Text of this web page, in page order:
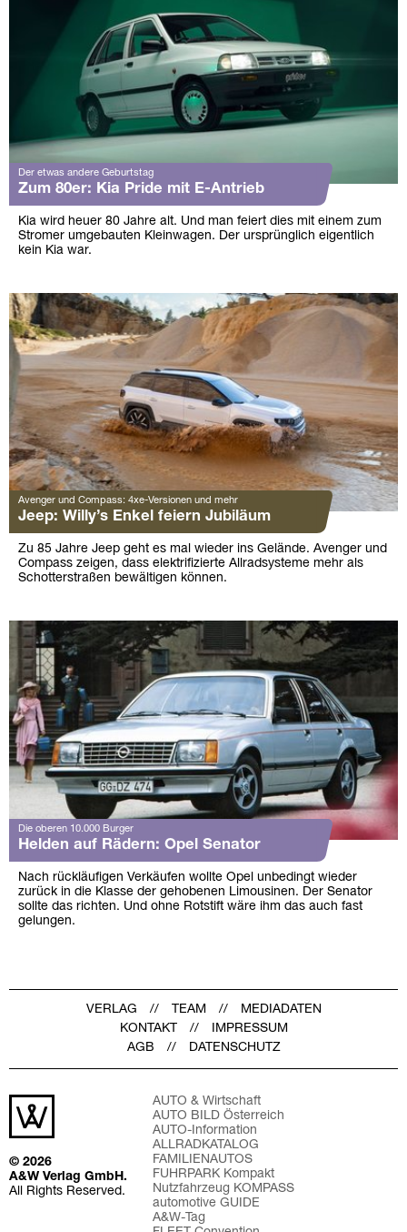
Der etwas andere Geburtstag
Zum 80er: Kia Pride mit E-Antrieb
Kia wird heuer 80 Jahre alt. Und man feiert dies mit einem zum
Stromer umgebauten Kleinwagen. Der ursprünglich eigentlich
kein Kia war.
Avenger und Compass: 4xe-Versionen und mehr
Jeep: Willy’s Enkel feiern Jubiläum
Zu 85 Jahre Jeep geht es mal wieder ins Gelände. Avenger und
Compass zeigen, dass elektrifizierte Allradsysteme mehr als
Schotterstraßen bewältigen können.
Die oberen 10.000 Burger
Helden auf Rädern: Opel Senator
Nach rückläufigen Verkäufen wollte Opel unbedingt wieder
zurück in die Klasse der gehobenen Limousinen. Der Senator
sollte das richten. Und ohne Rotstift wäre ihm das auch fast
gelungen.
VERLAG TEAM
MEDIADATEN
KONTAKT
IMPRESSUM
AGB
DATENSCHUTZ
© 2026
A&W Verlag GmbH.
All Rights Reserved.
AUTO & Wirtschaft
AUTO BILD Österreich
AUTO-Information
ALLRADKATALOG
FAMILIENAUTOS
FUHRPARK Kompakt
Nutzfahrzeug KOMPASS
automotive GUIDE
A&W-Tag